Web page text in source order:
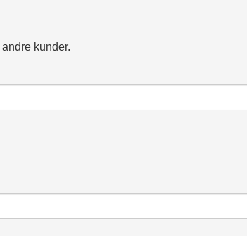
kunder.